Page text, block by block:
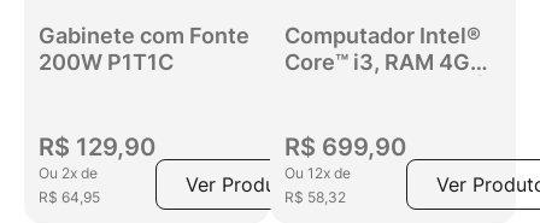
Gabinete com Fonte
200W P1T1C
R$ 129,90
Ou 2x de
R$ 64,95
Ver Produto
Computador Intel®
Core™ i3, RAM 4GB,
R$ 699,90
Ou 12x de
R$ 58,32
Ver